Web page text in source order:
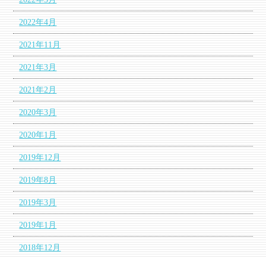
2022年4月
2021年11月
2021年3月
2021年2月
2020年3月
2020年1月
2019年12月
2019年8月
2019年3月
2019年1月
2018年12月